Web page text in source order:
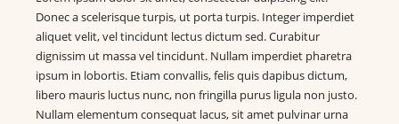
Donec a scelerisque turpis, ut porta turpis. Integer imperdiet
aliquet velit, vel tincidunt lectus dictum sed. Curabitur
dignissim ut massa vel tincidunt. Nullam imperdiet pharetra
ipsum in lobortis. Etiam convallis, felis quis dapibus dictum,
libero mauris luctus nunc, non fringilla purus ligula non justo.
Nullam elementum consequat lacus, sit amet pulvinar urna